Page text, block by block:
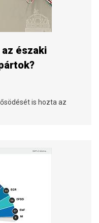
északi
is hozta az